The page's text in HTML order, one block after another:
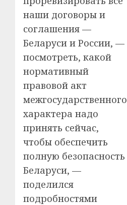
наши договоры и
соглашения —
Беларуси и России, —
посмотреть, какой
нормативный
правовой акт
межгосударственного
характера надо
принять сейчас,
чтобы обеспечить
полную безопасность
Беларуси, —
поделился
подробностями